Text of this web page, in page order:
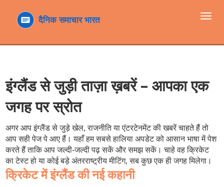
टॉगल
इंग्लैंड से जुड़ी ताज़ा ख़बरें – आपका एक
जगह पर स्रोत
अगर आप इंग्लैंड से जुड़े खेल, राजनीति या एंटरटेनमेंट की खबरें चाहते हैं तो
आप सही पेज पे आए हैं। यहाँ हम सबसे हालिया अपडेट को आसान भाषा में पेश
करते हैं ताकि आप जल्दी‑जल्दी पढ़ सकें और समझ सकें। चाहे वह क्रिकेट
का टेस्‍ट हो या कोई बड़े अंतरराष्ट्रीय मीटिंग, सब कुछ एक ही जगह मिलेगा।
क्रिकेट में इंग्लैंड की नई कहानी